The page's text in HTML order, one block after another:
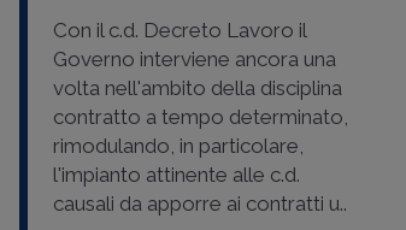
Con il c.d. Decreto Lavoro il
Governo interviene ancora una
volta nell'ambito della disciplina
contratto a tempo determinato,
rimodulando, in particolare,
l'impianto attinente alle c.d.
causali da apporre ai contratti u..